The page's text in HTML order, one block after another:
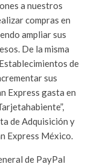
a nuestros
compras en
ampliar sus
De la misma
de
sus
Express gasta en
de Adquisición y
Express México.
de PayPal